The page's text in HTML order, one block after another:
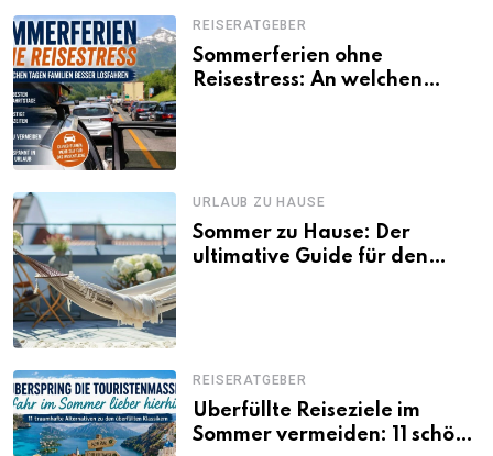
REISERATGEBER
Sommerferien ohne
Reisestress: An welchen
URLAUB ZU HAUSE
Sommer zu Hause: Der
ultimative Guide für den
REISERATGEBER
Überfüllte Reiseziele im
Sommer vermeiden: 11 schöne